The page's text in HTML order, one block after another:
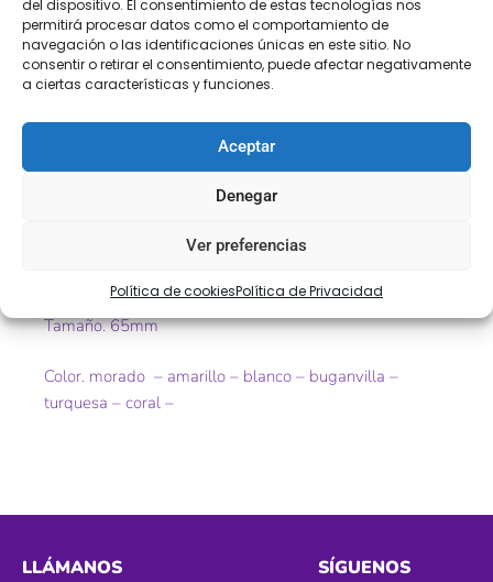
del dispositivo. El consentimiento de estas tecnologías nos
permitirá procesar datos como el comportamiento de
navegación o las identificaciones únicas en este sitio. No
consentir o retirar el consentimiento, puede afectar negativamente
a ciertas características y funciones.
Aceptar
Denegar
Ver preferencias
Política de cookiesPolítica de Privacidad
SEGURA
Descripción
Tamaño. 65mm
Color. morado – amarillo – blanco – buganvilla –
turquesa – coral –
LLÁMANOS
SÍGUENOS